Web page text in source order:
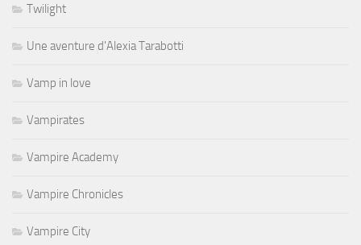
Twilight
Une aventure d'Alexia Tarabotti
Vamp in love
Vampirates
Vampire Academy
Vampire Chronicles
Vampire City